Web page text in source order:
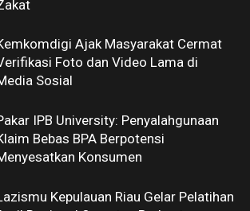
Ajak Masyarakat Cermat
Foto dan Video Lama di
Sosial
IPB University: Penyalahgunaan
Bebas BPA Berpotensi
Konsumen
Kepulauan Riau Gelar Pelatihan